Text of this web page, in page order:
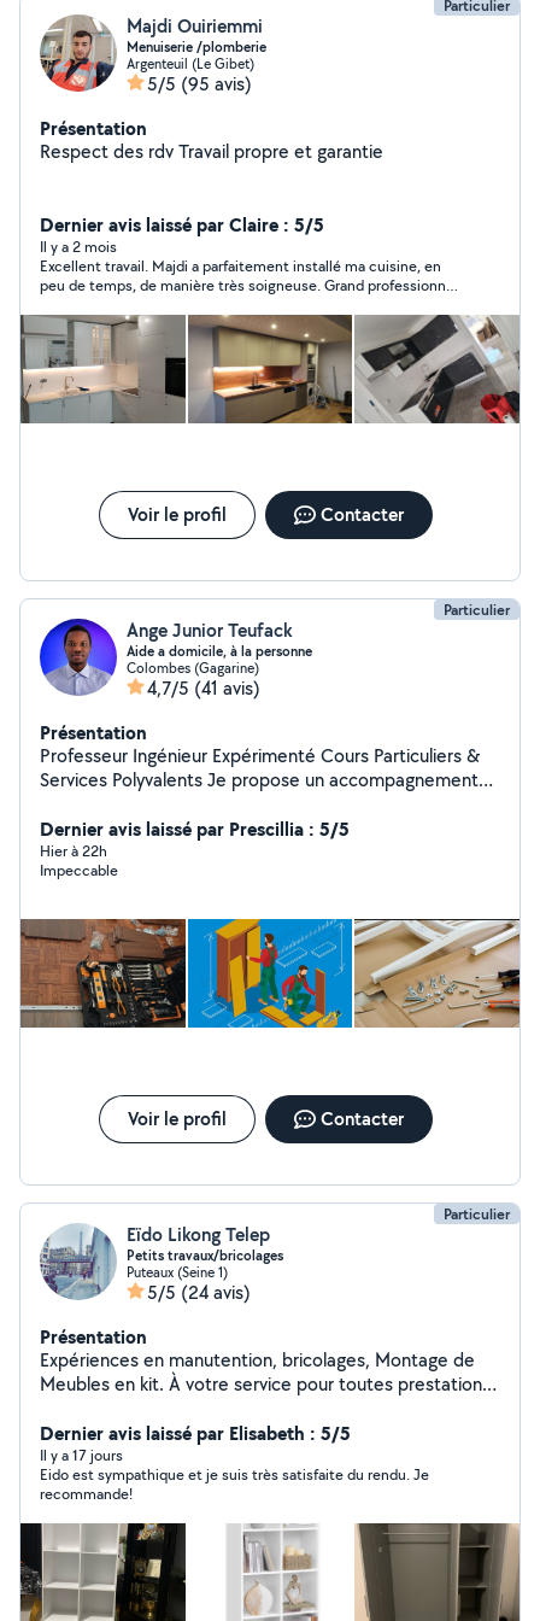
Particulier
Majdi Ouiriemmi
Menuiserie /plomberie
Argenteuil (Le Gibet)
5/5 (95 avis)
Présentation
Respect des rdv Travail propre et garantie
Dernier avis laissé par Claire : 5/5
Il y a 2 mois
Excellent travail. Majdi a parfaitement installé ma cuisine, en
peu de temps, de manière très soigneuse. Grand professionnel,
Voir le profil Contacter
Particulier
Ange Junior Teufack
Aide a domicile, à la personne
Colombes (Gagarine)
4,7/5 (41 avis)
Présentation
Professeur Ingénieur Expérimenté Cours Particuliers &
Services Polyvalents Je propose un accompagnement
besoins du quotidien. Cours particuliers (Primaire
Terminale)
Maths/Physique/Chimie/Français/SVT/Technologie/Infor
aide aux devoirs, révisions, coaching, méthodologie,
adaptation aux besoins de l'élève). Services à la
personne & Aide à domicile Accompagnement,
assistance pratique et aide quotidienne. Bricolage &
Petits travaux Montage de meubles, réparations,
Entretien, nettoyage & Jardinage Manutention et
déménagement. Informatique & Web Dépannage,
installation, optimisation, réparation d'appareils et
objets. Autres services... Sérieux, Satisfaction,
Dernier avis laissé par Prescillia : 5/5
Hier à 22h
Impeccable
Voir le profil Contacter
Particulier
Eïdo Likong Telep
Petits travaux/bricolages
Puteaux (Seine 1)
5/5 (24 avis)
Présentation
Expériences en manutention, bricolages, Montage de
Meubles en kit. À votre service pour toutes prestations.
Dernier avis laissé par Elisabeth : 5/5
Il y a 17 jours
Eido est sympathique et je suis très satisfaite du rendu. Je
recommande!